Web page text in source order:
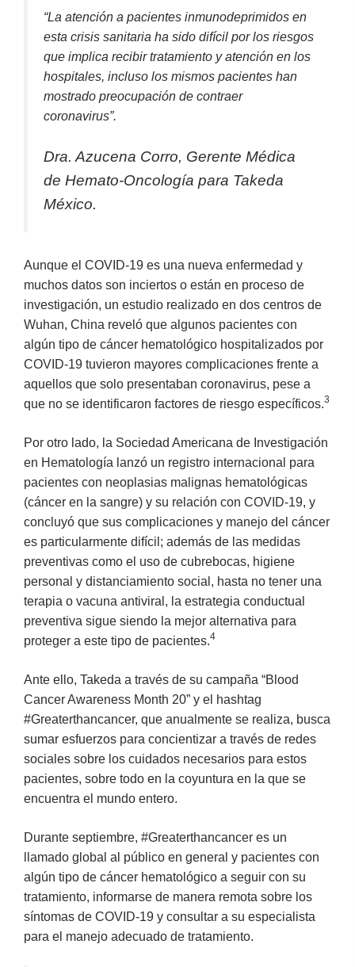
“La atención a pacientes inmunodeprimidos en
esta crisis sanitaria ha sido difícil por los riesgos
que implica recibir tratamiento y atención en los
hospitales, incluso los mismos pacientes han
mostrado preocupación de contraer
coronavirus”.
Dra. Azucena Corro, Gerente Médica
de Hemato-Oncología para Takeda
México.
Aunque el COVID-19 es una nueva enfermedad y
muchos datos son inciertos o están en proceso de
investigación, un estudio realizado en dos centros de
Wuhan, China reveló que algunos pacientes con
algún tipo de cáncer hematológico hospitalizados por
COVID-19 tuvieron mayores complicaciones frente a
aquellos que solo presentaban coronavirus, pese a
que no se identificaron factores de riesgo específicos.3
Por otro lado, la Sociedad Americana de Investigación
en Hematología lanzó un registro internacional para
pacientes con neoplasias malignas hematológicas
(cáncer en la sangre) y su relación con COVID-19, y
concluyó que sus complicaciones y manejo del cáncer
es particularmente difícil; además de las medidas
preventivas como el uso de cubrebocas, higiene
personal y distanciamiento social, hasta no tener una
terapia o vacuna antiviral, la estrategia conductual
preventiva sigue siendo la mejor alternativa para
proteger a este tipo de pacientes.4
Ante ello, Takeda a través de su campaña “Blood
Cancer Awareness Month 20” y el hashtag
#Greaterthancancer, que anualmente se realiza, busca
sumar esfuerzos para concientizar a través de redes
sociales sobre los cuidados necesarios para estos
pacientes, sobre todo en la coyuntura en la que se
encuentra el mundo entero.
Durante septiembre, #Greaterthancancer es un
llamado global al público en general y pacientes con
algún tipo de cáncer hematológico a seguir con su
tratamiento, informarse de manera remota sobre los
síntomas de COVID-19 y consultar a su especialista
para el manejo adecuado de tratamiento.